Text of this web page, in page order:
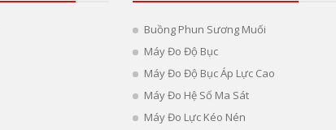
Buồng Phun Sương Muối
Máy Đo Độ Bục
Máy Đo Độ Bục Áp Lực Cao
Máy Đo Hệ Số Ma Sát
Máy Đo Lực Kéo Nén